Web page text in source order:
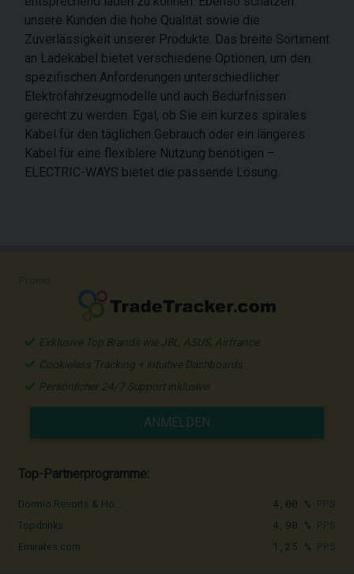
unsere Kunden die hohe Qualität sowie die
Zuverlässigkeit unserer Produkte. Das breite Sortiment
an Ladekabel bietet verschiedene Optionen, um den
spezifischen Anforderungen unterschiedlicher
Elektrofahrzeugmodelle und auch Bedürfnissen
gerecht zu werden. Egal, ob Sie ein kurzes spirales
Kabel für den täglichen Gebrauch oder ein längeres
Kabel für eine flexiblere Nutzung benötigen –
ELECTRIC-WAYS bietet die passende Lösung.
Exklusive Top Brands wie JBL, ASUS, Airfrance
Cookieless Tracking + intuitive Dashboards
Persönlicher 24/7 Support inklusive
ANMELDEN
Top-Partnerprogramme:
Dormio Resorts & Ho... 4,00 %
Topdrinks 4,90 %
Emirates.com 1,25 %